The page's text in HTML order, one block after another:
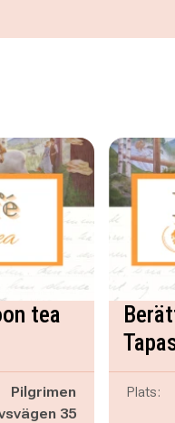
tea
Pilgrimen
35
Plats: